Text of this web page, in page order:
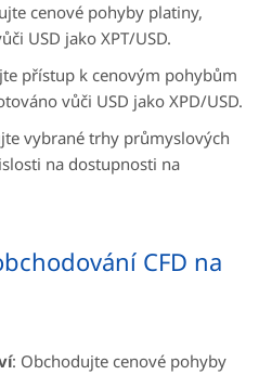
cenové pohyby platiny,
USD jako XPT/USD.
přístup k cenovým pohybům
vůči USD jako XPD/USD.
vybrané trhy průmyslových
na dostupnosti na
CFD na
: Obchodujte cenové pohyby